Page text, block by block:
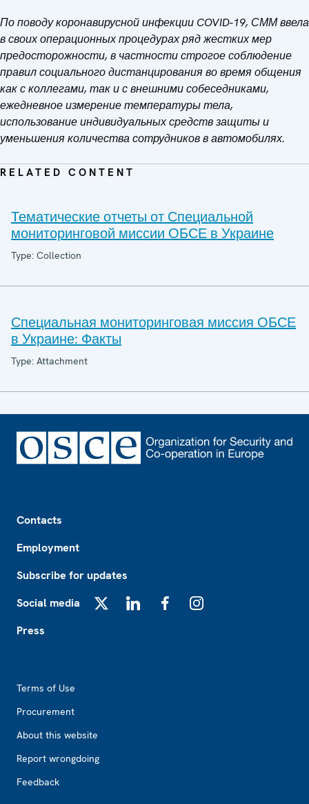
По поводу коронавирусной инфекции COVID-19, СММ ввела
в своих операционных процедурах ряд жестких мер
предосторожности, в частности строгое соблюдение
правил социального дистанцирования во время общения
как с коллегами, так и с внешними собеседниками,
ежедневное измерение температуры тела,
использование индивидуальных средств защиты и
уменьшения количества сотрудников в автомобилях.
RELATED CONTENT
Тематические отчеты от Специальной
мониторинговой миссии ОБСЕ в Украине
Type: Collection
Специальная мониторинговая миссия ОБСЕ
в Украине: Факты
Type: Attachment
Contacts
Employment
Subscribe for updates
Social media
Press
Terms of Use
Procurement
About this website
Report wrongdoing
Feedback